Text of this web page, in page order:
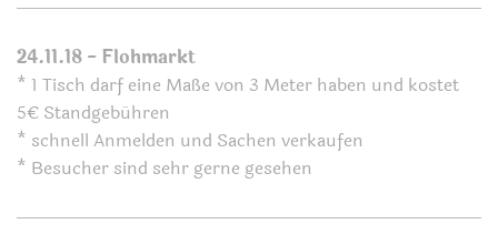
24.11.18 - Flohmarkt
* 1 Tisch darf eine Maße von 3 Meter haben und kostet
5€ Standgebühren
* schnell Anmelden und Sachen verkaufen
* Besucher sind sehr gerne gesehen